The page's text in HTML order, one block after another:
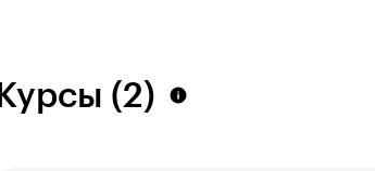
Курсы (2)